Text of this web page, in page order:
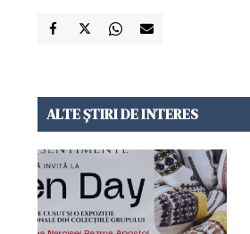
ALTE ȘTIRI DE INTERES